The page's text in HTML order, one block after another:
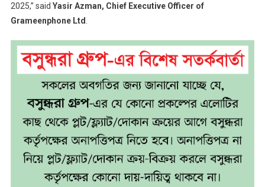
2025,” said Yasir Azman, Chief Executive Officer of
Grameenphone Ltd